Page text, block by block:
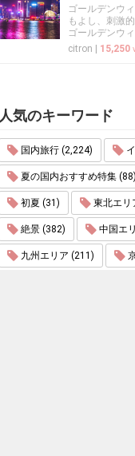
ゴールデンウ
もよし、刺激
ゴールデンウ
citron
15,250
人気のキーワード
国内旅行 (2,224)
夏の国内おすすめ特集 (88)
初夏 (31) 東北エリ
絶景 (382) 中国エ
九州エリア (211)